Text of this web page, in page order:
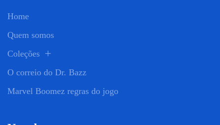
Home
Quem somos
Coleções
O correio do Dr. Bazz
Marvel Boomez regras do jogo